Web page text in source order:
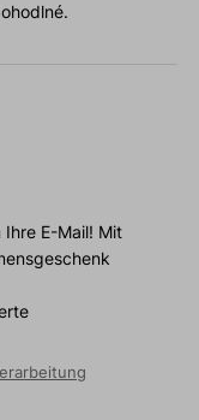
E-Mail! Mit